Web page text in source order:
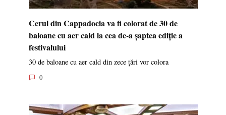
Cerul din Cappadocia va fi colorat de 30 de
baloane cu aer cald la cea de-a șaptea ediție a
festivalului
30 de baloane cu aer cald din zece țări vor colora
0